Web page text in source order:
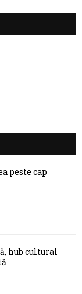
peste cap
hub cultural